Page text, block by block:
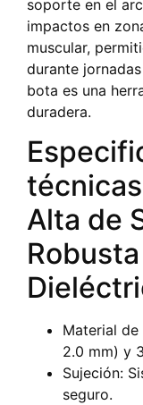
soporte en el
impactos en
muscular,
durante
bota es una
duradera.
Alta de
Material de
2.0 mm) y
Sujeción:
seguro.